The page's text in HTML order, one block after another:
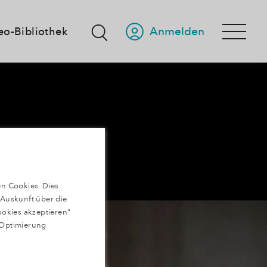
Bibliothek Anmelden
Cookies. Dies
über die
akzeptieren"